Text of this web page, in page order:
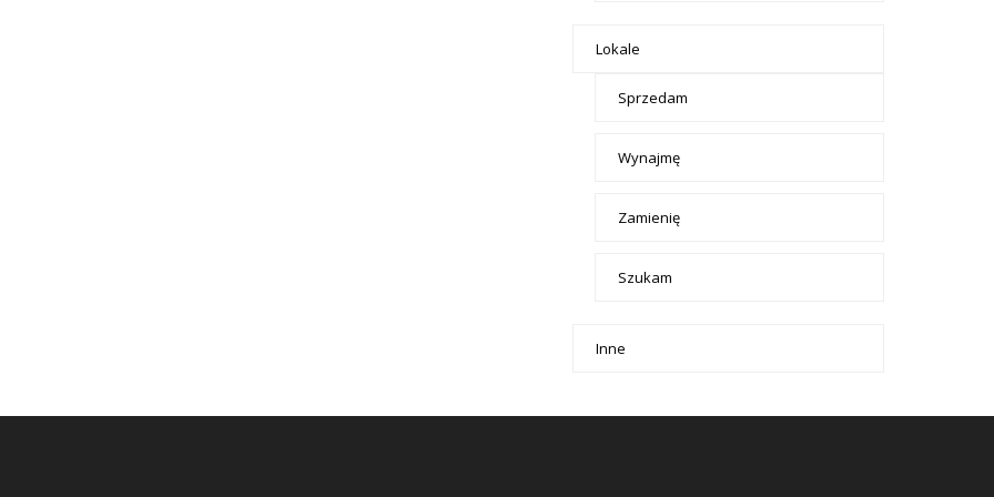
Lokale
Sprzedam
Wynajmę
Zamienię
Szukam
Inne